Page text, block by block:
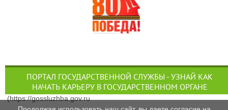
ПОРТАЛ ГОСУДАРСТВЕННОЙ СЛУЖБЫ - УЗНАЙ КАК
НАЧАТЬ КАРЬЕРУ В ГОСУДАРСТВЕННОМ ОРГАНЕ
(https://gossluzhba.gov.ru